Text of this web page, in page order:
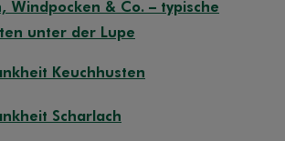
Windpocken & Co. – typische
unter der Lupe
Keuchhusten
Scharlach